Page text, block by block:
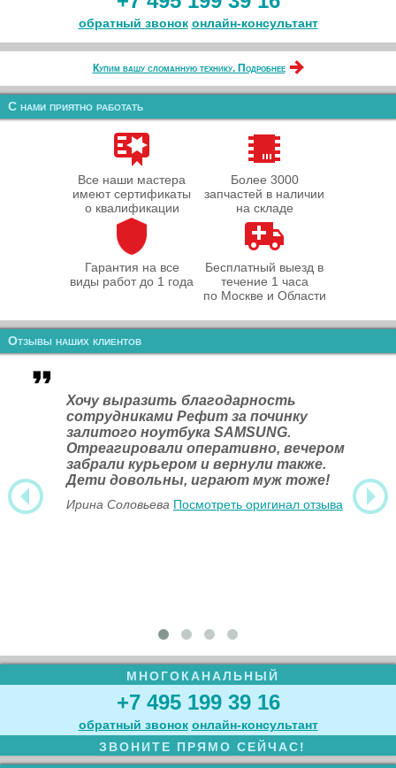
обратный звонок онлайн‑консультант
Купим вашу сломанную технику. Подробнее
С нами приятно работать
Все наши мастера
имеют сертификаты
о квалификации
Более 3000
запчастей в наличии
на складе
Гарантия на все
виды работ до 1 года
Бесплатный выезд в
течение 1 часа
по Москве и Области
Отзывы наших клиентов
Хочу выразить благодарность
сотрудниками Рефит за починку
залитого ноутбука SAMSUNG.
Отреагировали оперативно, вечером
забрали курьером и вернули также.
Дети довольны, играют муж тоже!
Ирина Соловьева Посмотреть оригинал отзыва
МНОГОКАНАЛЬНЫЙ
+7 495 199 39 16
обратный звонок онлайн‑консультант
ЗВОНИТЕ ПРЯМО СЕЙЧАС!